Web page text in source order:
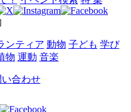
ンティア 動物 子ども 学び
物 運動 音楽
い合わせ